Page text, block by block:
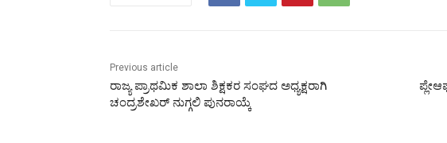
Previous article
ರಾಜ್ಯ ಪ್ರಾಥಮಿಕ ಶಾಲಾ ಶಿಕ್ಷಕರ ಸಂಘದ ಅಧ್ಯಕ್ಷರಾಗಿ
ಚಂದ್ರಶೇಖರ್ ನುಗ್ಗಲಿ ಪುನರಾಯ್ಕೆ